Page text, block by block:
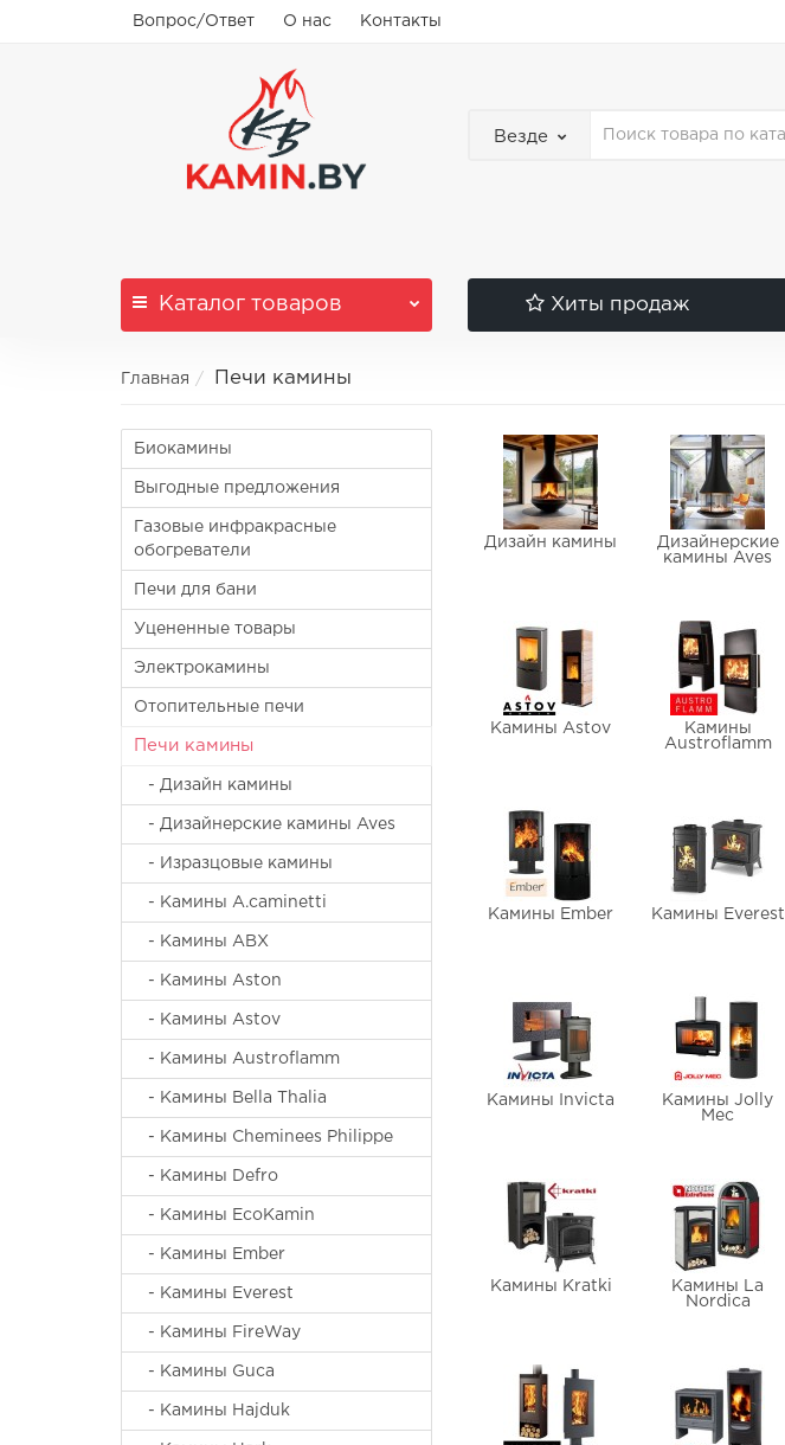
Вопрос/Ответ О нас Контакты
Везде
Каталог товаров Хиты продаж
Главная Печи камины
Биокамины
Выгодные предложения
Газовые инфракрасные
обогреватели
Печи для бани
Уцененные товары
Электрокамины
Отопительные печи
Печи камины
- Дизайн камины
- Дизайнерские камины Aves
- Изразцовые камины
- Камины A.caminetti
- Камины ABX
- Камины Aston
- Камины Astov
- Камины Austroflamm
- Камины Bella Thalia
- Камины Cheminees Philippe
- Камины Defro
- Камины EcoKamin
- Камины Ember
- Камины Everest
- Камины FireWay
- Камины Guca
- Камины Hajduk
Дизайн камины
Дизайнерские
камины Aves
Камины Astov
Камины
Austroflamm
Камины Ember Камины Everest
Камины Invicta
Камины Jolly
Mec
Камины Kratki
Камины La
Nordica